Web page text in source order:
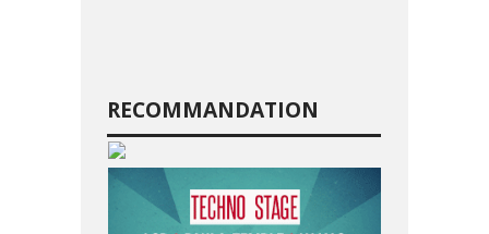
RECOMMANDATION